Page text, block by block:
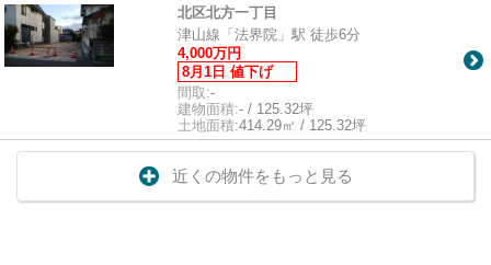
北区北方一丁目
津山線「法界院」駅 徒歩6分
4,000万円
8月1日 値下げ
間取:-
建物面積:- / 125.32坪
土地面積:414.29㎡ / 125.32坪
近くの物件をもっと見る